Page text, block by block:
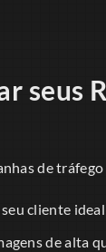
seus
de
cliente
de alta